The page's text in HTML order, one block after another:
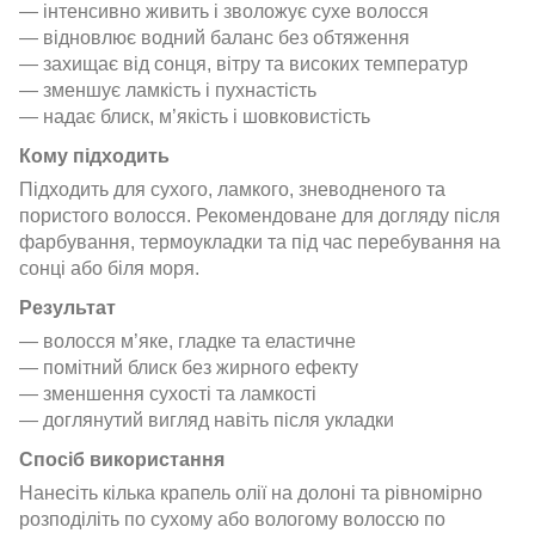
— інтенсивно живить і зволожує сухе волосся
— відновлює водний баланс без обтяження
— захищає від сонця, вітру та високих температур
— зменшує ламкість і пухнастість
— надає блиск, м’якість і шовковистість
Кому підходить
Підходить для сухого, ламкого, зневодненого та
пористого волосся. Рекомендоване для догляду після
фарбування, термоукладки та під час перебування на
сонці або біля моря.
Результат
— волосся м’яке, гладке та еластичне
— помітний блиск без жирного ефекту
— зменшення сухості та ламкості
— доглянутий вигляд навіть після укладки
Спосіб використання
Нанесіть кілька крапель олії на долоні та рівномірно
розподіліть по сухому або вологому волоссю по